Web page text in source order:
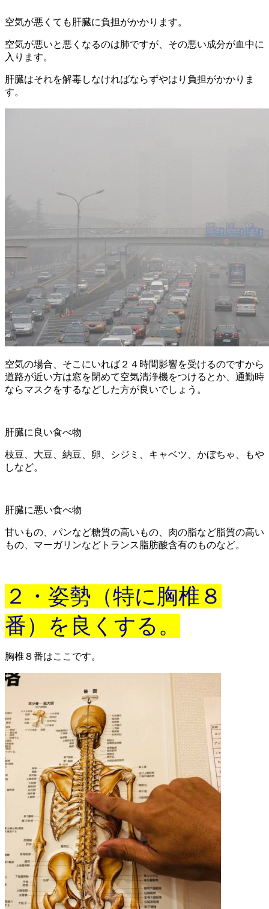
空気が悪くても肝臓に負担がかかります。
空気が悪いと悪くなるのは肺ですが、その悪い成分が血中に
入ります。
肝臓はそれを解毒しなければならずやはり負担がかかりま
す。
空気の場合、そこにいれば２４時間影響を受けるのですから
道路が近い方は窓を閉めて空気清浄機をつけるとか、通勤時
ならマスクをするなどした方が良いでしょう。
肝臓に良い食べ物
枝豆、大豆、納豆、卵、シジミ、キャベツ、かぼちゃ、もや
しなど。
肝臓に悪い食べ物
甘いもの、パンなど糖質の高いもの、肉の脂など脂質の高い
もの、マーガリンなどトランス脂肪酸含有のものなど。
２・姿勢（特に胸椎８
番）を良くする。
胸椎８番はここです。